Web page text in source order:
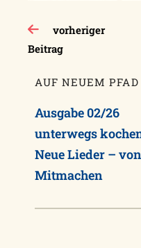
vorheriger
Beitrag
AUF NEUEM PFAD
Ausgabe 02/26
unterwegs
Neue Lieder –
Mitmachen